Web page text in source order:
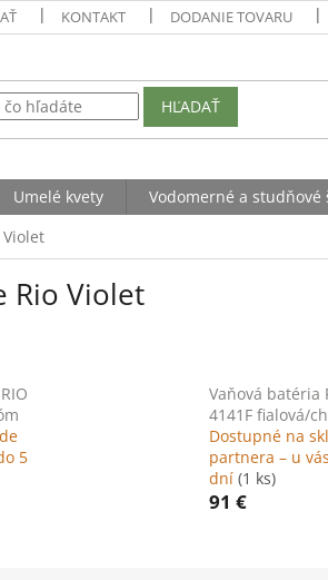
KONTAKT DODANIE TOVARU
HĽADAŤ
Umelé kvety Vodomerné a studňové
Rio Violet
5
Vaňová batéria
4141F fialová/
Dostupné na
partnera – u
dní (1 ks)
91 €